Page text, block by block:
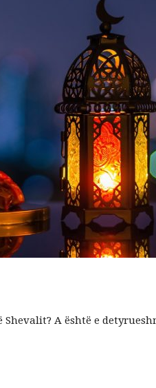
islame
A është e